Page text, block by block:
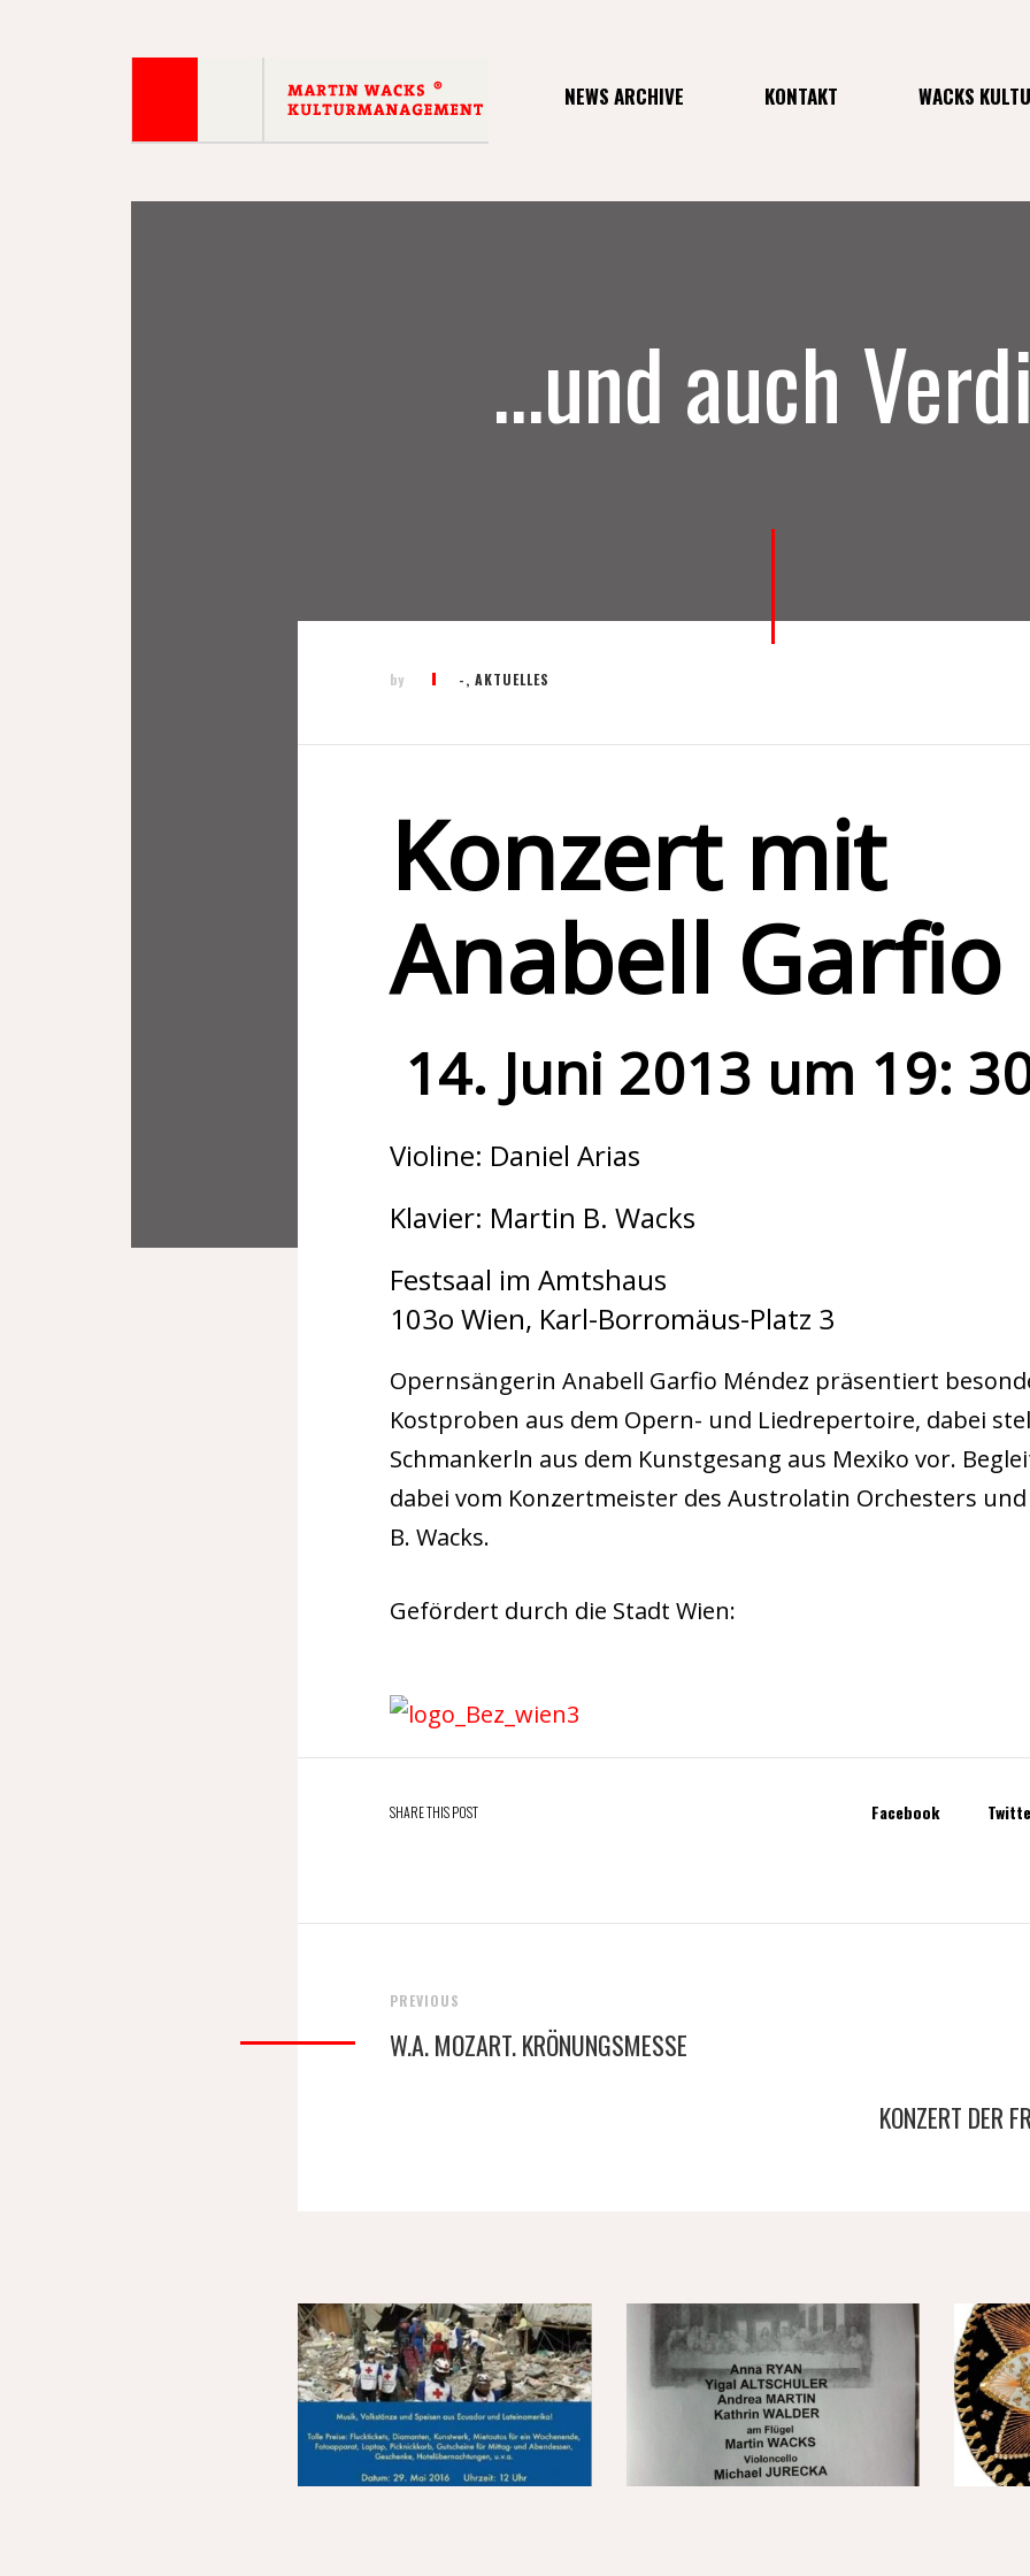
NEWS ARCHIVE KONTAKT WACKS
…und auch
by -,AKTUELLES
Konzert mit
Anabell Garfio
14. Juni 2013 um 19:
Violine: Daniel Arias
Klavier: Martin B. Wacks
Festsaal im Amtshaus
103o Wien, Karl-Borromäus-Platz 3
Opernsängerin Anabell Garfio Méndez präsentiert
Kostproben aus dem Opern- und Liedrepertoire, dabei
Schmankerln aus dem Kunstgesang aus Mexiko vor.
dabei vom Konzertmeister des Austrolatin Orchesters
B. Wacks.
Gefördert durch die Stadt Wien:
SHARE THIS POST Facebook
PREVIOUS
W.A. MOZART. KRÖNUNGSMESSE
KONZERT DER